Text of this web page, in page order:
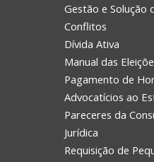
Gestão e Solução
Conflitos
Dívida Ativa
Manual das
Pagamento de
Advocatícios ao
Pareceres da
Jurídica
Requisição de